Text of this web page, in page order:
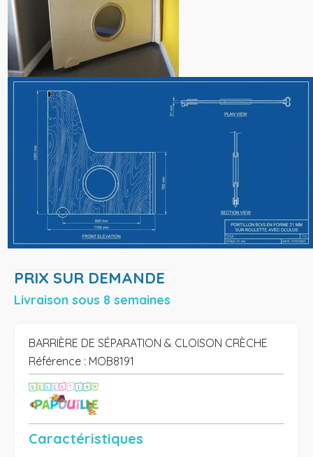
PRIX SUR DEMANDE
Livraison sous 8 semaines
BARRIÈRE DE SÉPARATION & CLOISON CRÈCHE
Référence : MOB8191
Caractéristiques